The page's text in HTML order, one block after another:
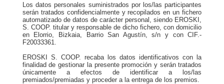
Los datos personales suministrados por los/las participantes
serán tratados confidencialmente y recopilados en un fichero
automatizado de datos de carácter personal, siendo EROSKI,
S. COOP. titular y responsable de dicho fichero, con domicilio
en Elorrio, Bizkaia, Barrio San Agustín, s/n y con CIF.-
F20033361.
EROSKI S. COOP. recaba los datos identificativos con la
finalidad de gestionar la presente promoción y serán tratados
únicamente a efectos de identificar a los/las
premiados/premiadas y proceder a la entrega de los premios.